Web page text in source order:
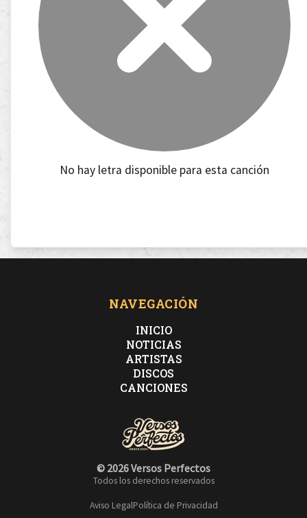
No hay letra disponible para esta canción
NAVEGACIÓN
INICIO
NOTICIAS
ARTISTAS
DISCOS
CANCIONES
© 2026 Versos Perfectos
Todos los derechos reservados
Aviso LegalPolítica de Privacidad